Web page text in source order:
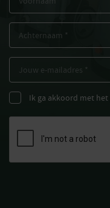
Ik ga akkoord met het